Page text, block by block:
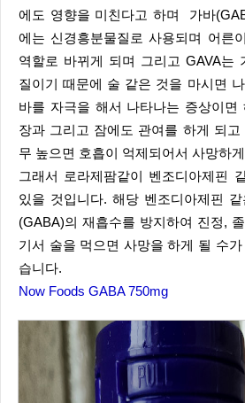
에도 영향을 미친다고 하며 가바
에는 신경흥분물질로 사용되며 어른
역할로 바뀌게 되며 그리고 GAVA는
질이기 때문에 술 같은 것을 마시면
바를 자극을 해서 나타나는 증상이면
장과 그리고 잠에도 관여를 하게 되고
무 높으면 호흡이 억제되어서 사망하
그래서 로라제팜같이 벤조디아제핀 같은 향정신성 의약품이
있을 것입니다. 해당 벤조디아제핀
(GABA)의 재흡수를 방지하여 진정,
기서 술을 먹으면 사망을 하게 될 수
습니다.
Now Foods GABA 750mg